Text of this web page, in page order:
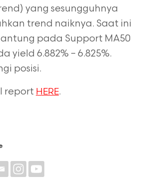
yang sesungguhnya
trend naiknya. Saat ini
pada Support MA50
yield 6.882% – 6.825%.
posisi.
report HERE.